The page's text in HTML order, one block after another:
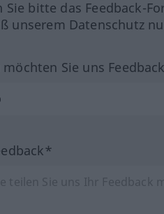
Sie bitte das Feedback-
unserem Datenschutz
möchten Sie uns